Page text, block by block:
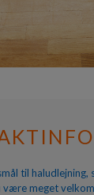
til haludlejning,
være meget